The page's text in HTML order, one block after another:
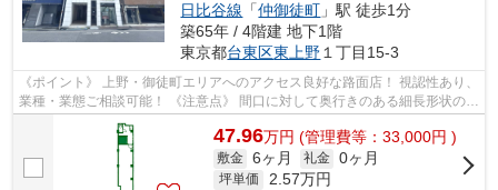
日比谷線 「仲御徒町 」駅 徒歩1分
築65年 / 4階建 地下1階
東京都台東区東上野１丁目15-3
《ポイント》 上野・御徒町エリアへのアクセス良好な路面店！ 視認性あり、
業種・業態ご相談可能！ 《注意点》 間口に対して奥行きのある細長形状のた
め、レイアウトには工夫が必要
47.96万円 (管理費等：33,000円 )
敷金 6ヶ月 礼金 0ヶ月
坪単価 2.57万円